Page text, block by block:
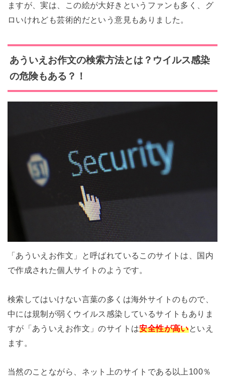
ますが、実は、この絵が大好きというファンも多く、グ
ロいけれども芸術的だという意見もありました。
あういえお作文の検索方法とは？ウイルス感染
の危険もある？！
「あういえお作文」と呼ばれているこのサイトは、国内
で作成された個人サイトのようです。
検索してはいけない言葉の多くは海外サイトのもので、
中には規制が弱くウイルス感染しているサイトもありま
すが「あういえお作文」のサイトは安全性が高いといえ
ます。
当然のことながら、ネット上のサイトである以上100％